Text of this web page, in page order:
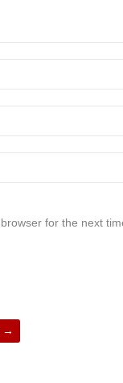
for the next
→